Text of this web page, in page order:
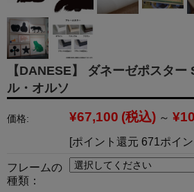
【DANESE】 ダネーゼポスター
ル・オルソ
価格: ¥67,100 (税込) ～
[ポイント還元 671ポイ
フレームの
種類：